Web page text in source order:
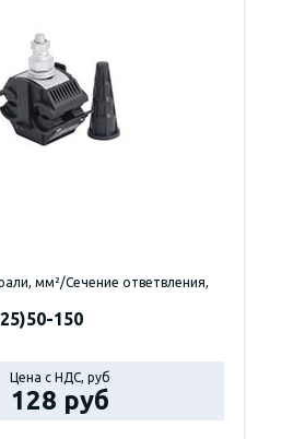
мм²/Сечение ответвления,
150
Цена с НДС, руб
128 руб